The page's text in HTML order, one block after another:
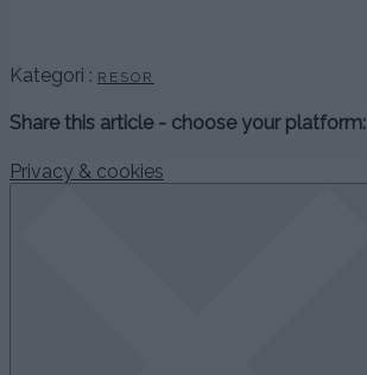
Kategori : RESOR
Share this article - choose your platform:
Privacy & cookies